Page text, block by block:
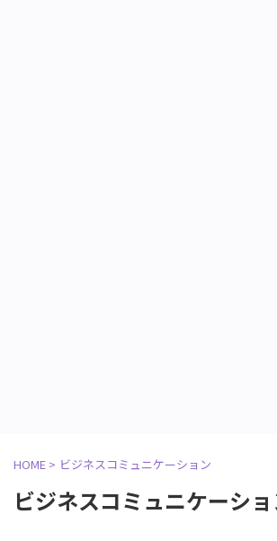
HOME > ビジネスコミュニケーション
ビジネスコミュニケーシ